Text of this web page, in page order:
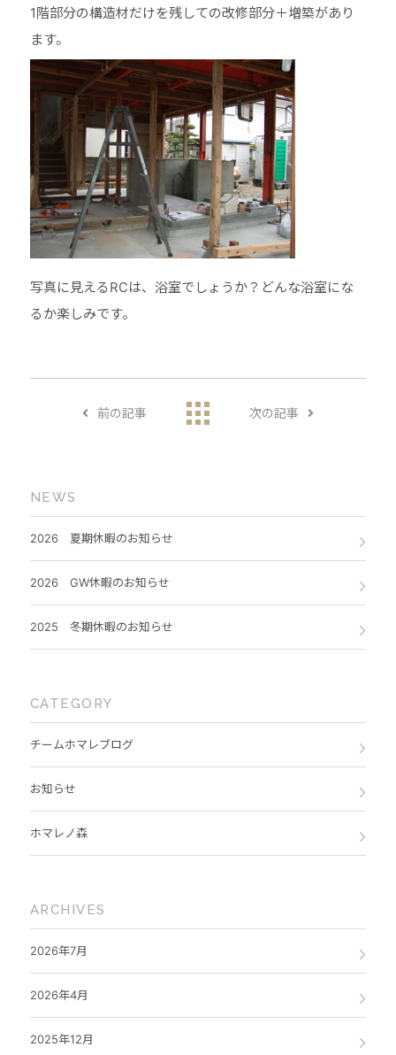
1階部分の構造材だけを残しての改修部分＋増築があり
ます。
写真に見えるRCは、浴室でしょうか？どんな浴室にな
るか楽しみです。
前の記事 次の記事
NEWS
2026 夏期休暇のお知らせ
2026 GW休暇のお知らせ
2025 冬期休暇のお知らせ
CATEGORY
チームホマレブログ
お知らせ
ホマレノ森
ARCHIVES
2026年7月
2026年4月
2025年12月